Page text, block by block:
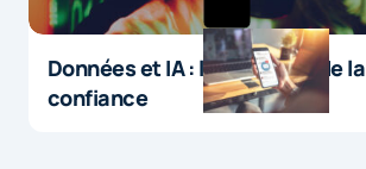
Données et IA : le paradoxe de la
confiance